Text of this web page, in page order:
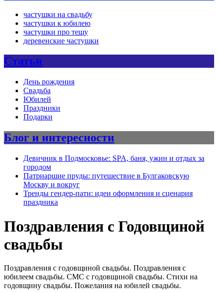
частушки на свадьбу
частушки к юбилею
частушки про тещу
деревенские частушки
Статьи
День рождения
Свадьба
Юбилей
Праздники
Подарки
Блог и интересности
Девичник в Подмосковье: SPA, баня, ужин и отдых за
городом
Патриаршие пруды: путешествие в Булгаковскую
Москву и вокруг
Тренды гендер-пати: идеи оформления и сценария
праздника
Поздравления с Годовщиной
свадьбы
Поздравления с годовщиной свадьбы. Поздравления с
юбилеем свадьбы. СМС с годовщиной свадьбы. Стихи на
годовщину свадьбы. Пожелания на юбилей свадьбы.